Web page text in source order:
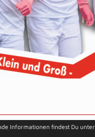
Besucherstatistik
Informationen findest Du unter